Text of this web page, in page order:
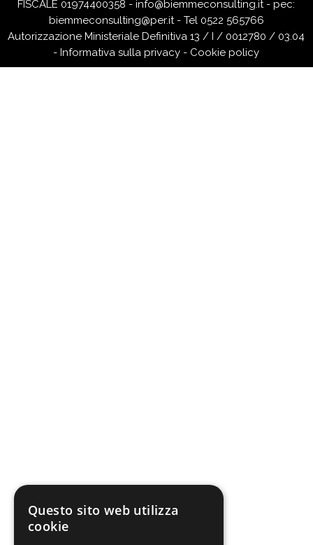
FISCALE 01974400358 -info@biemmeconsulting.it-pec:
biemmeconsulting@per.it- Tel 0522 565766
Autorizzazione Ministeriale Definitiva 13 / I / 0012780 / 03.04
-Informativa sulla privacy - Cookie policy
Questo sito web utilizza
cookie